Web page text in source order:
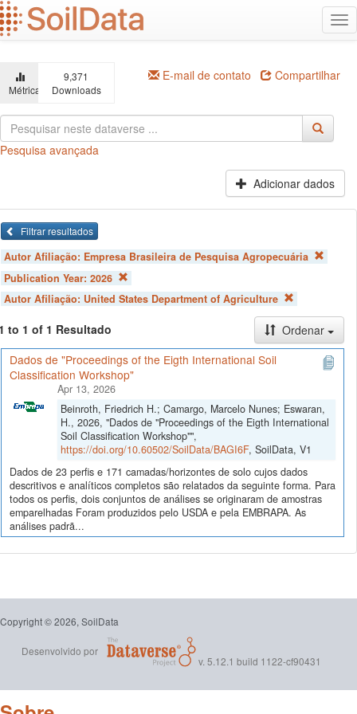
Ir
para
o
principal
Métricas
9,371
Downloads
E-mail de contato Compartilhar
Pesquisa avançada
Adicionar dados
Filtrar resultados
Autor Afiliação: Empresa Brasileira de Pesquisa Agropecuária
Publication Year: 2026
Autor Afiliação: United States Department of Agriculture
to 1 of 1 Resultado
Ordenar
Dados de "Proceedings of the Eigth International Soil
Classification Workshop"
Apr 13, 2026
Beinroth, Friedrich H.; Camargo, Marcelo Nunes; Eswaran,
H., 2026, "Dados de "Proceedings of the Eigth International
Soil Classification Workshop"",
https://doi.org/10.60502/SoilData/BAGI6F, SoilData, V1
Dados de 23 perfis e 171 camadas/horizontes de solo cujos dados
descritivos e analíticos completos são relatados da seguinte forma. Para
todos os perfis, dois conjuntos de análises se originaram de amostras
emparelhadas Foram produzidos pelo USDA e pela EMBRAPA. As
análises padrã...
Copyright © 2026, SoilData
Desenvolvido por
v. 5.12.1 build 1122-cf90431